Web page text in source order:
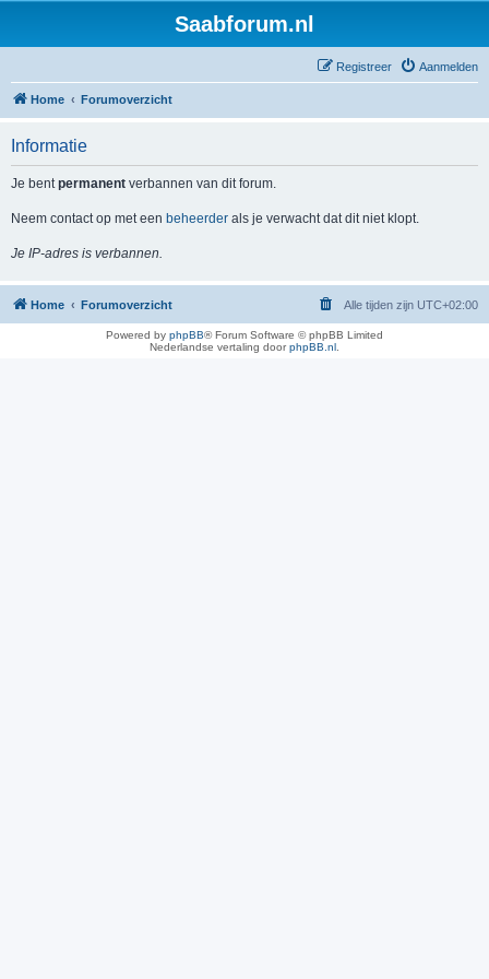
Saabforum.nl
Aanmelden
Registreer
Home Forumoverzicht
Informatie
Je bentpermanent verbannen van dit forum.
Neem contact op met een beheerder als je verwacht dat dit niet klopt.
Je IP-adres is verbannen.
Home Forumoverzicht Alle tijden zijn UTC+02:00
Powered by phpBB® Forum Software © phpBB Limited
Nederlandse vertaling doorphpBB.nl